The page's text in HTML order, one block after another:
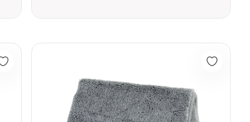
Paño de Limpieza y Pulido Bicicletas microfibra Muc-